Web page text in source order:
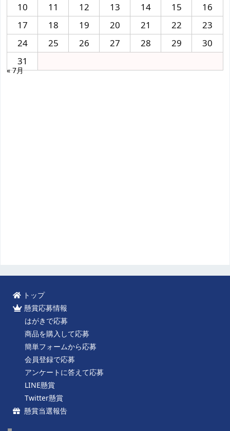
10
11 12 13 14 15
16
17
18 19 20 21 22
23
24
25 26 27 28 29
30
31
« 7月
トップ
懸賞応募情報
はがきで応募
商品を購入して応募
簡単フォームから応募
会員登録で応募
アンケートに答えて応募
LINE懸賞
Twitter懸賞
懸賞当選報告